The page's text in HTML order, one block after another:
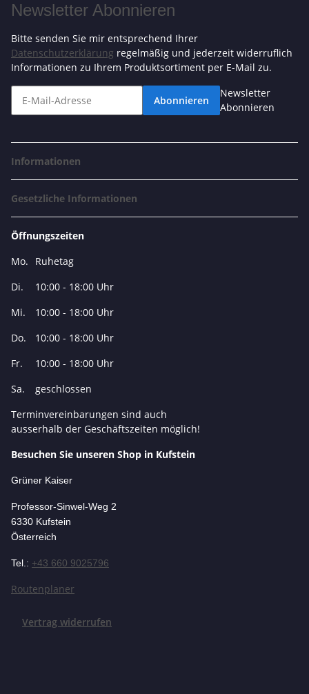
Newsletter Abonnieren
Bitte senden Sie mir entsprechend Ihrer
Datenschutzerklärung regelmäßig und jederzeit widerruflich
Informationen zu Ihrem Produktsortiment per E-Mail zu.
Abonnieren
Newsletter
Abonnieren
Informationen
Gesetzliche Informationen
Öffnungszeiten
Mo.
Ruhetag
Di.
10:00 - 18:00 Uhr
Mi.
10:00 - 18:00 Uhr
Do.
10:00 - 18:00 Uhr
Fr.
10:00 - 18:00 Uhr
Sa.
geschlossen
Terminvereinbarungen sind auch
ausserhalb der Geschäftszeiten möglich!
Besuchen Sie unseren Shop in Kufstein
Grüner Kaiser
Professor-Sinwel-Weg 2
6330 Kufstein
Österreich
Tel.: +43 660 9025796
Routenplaner
Vertrag widerrufen